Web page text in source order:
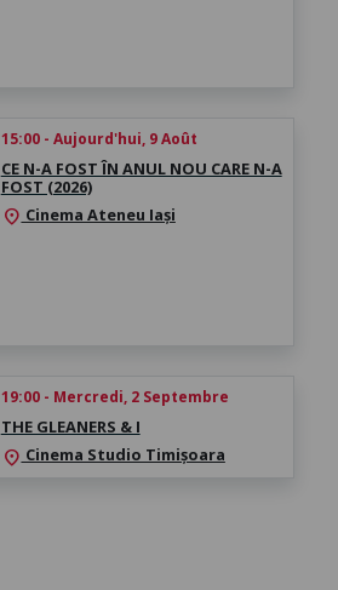
15:00 - Aujourd'hui, 9 Août
CE N-A FOST ÎN ANUL NOU CARE N-A
FOST (2026)
location_on Cinema Ateneu Iași
19:00 - Mercredi, 2 Septembre
THE GLEANERS & I
location_on Cinema Studio Timișoara